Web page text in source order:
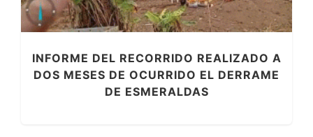
INFORME DEL RECORRIDO REALIZADO A
DOS MESES DE OCURRIDO EL DERRAME
DE ESMERALDAS